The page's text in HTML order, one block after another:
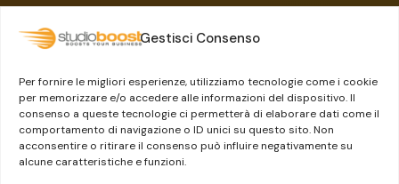
Gestisci Consenso
Per fornire le migliori esperienze, utilizziamo tecnologie come i cookie
per memorizzare e/o accedere alle informazioni del dispositivo. Il
consenso a queste tecnologie ci permetterà di elaborare dati come il
comportamento di navigazione o ID unici su questo sito. Non
acconsentire o ritirare il consenso può influire negativamente su
alcune caratteristiche e funzioni.
Modello organizzativo
Whistleblowing
Il Gruppo Dylog-Buffetti